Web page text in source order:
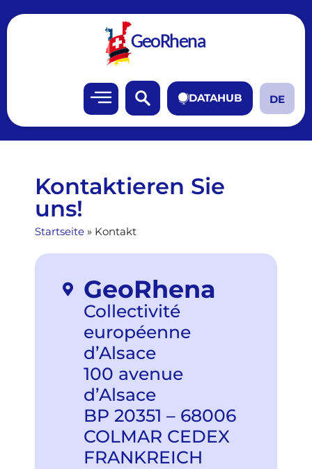
DATAHUB DE
FR
Kontaktieren Sie
uns!
Startseite » Kontakt
GeoRhena
Collectivité
européenne
d’Alsace
100 avenue
d’Alsace
BP 20351 – 68006
COLMAR CEDEX
FRANKREICH